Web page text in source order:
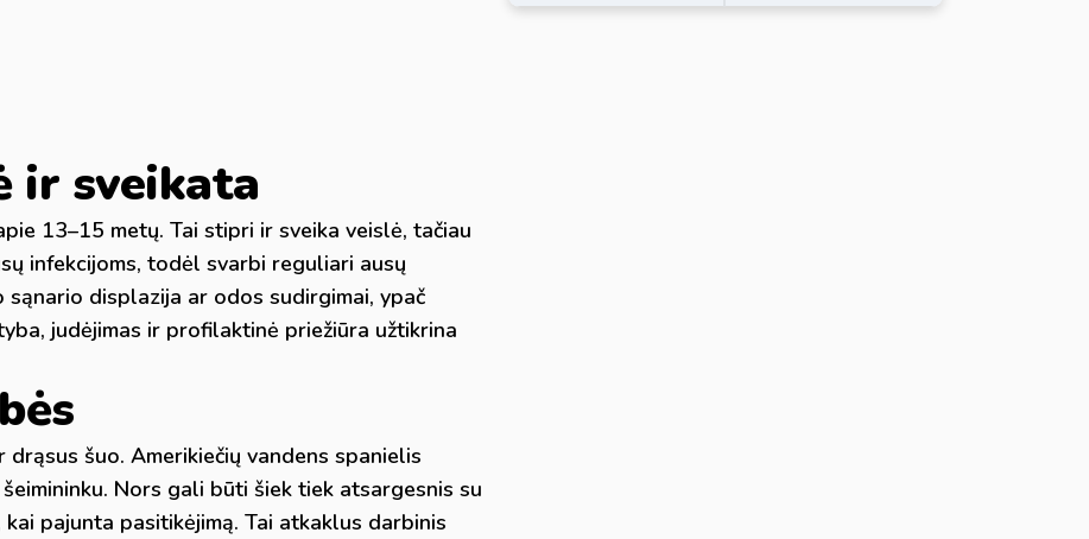
ir sveikata
13–15 metų. Tai stipri ir sveika veislė, tačiau
infekcijoms, todėl svarbi reguliari ausų
displazija ar odos sudirgimai, ypač
judėjimas ir profilaktinė priežiūra užtikrina
šuo. Amerikiečių vandens spanielis
Nors gali būti šiek tiek atsargesnis su
pajunta pasitikėjimą. Tai atkaklus darbinis